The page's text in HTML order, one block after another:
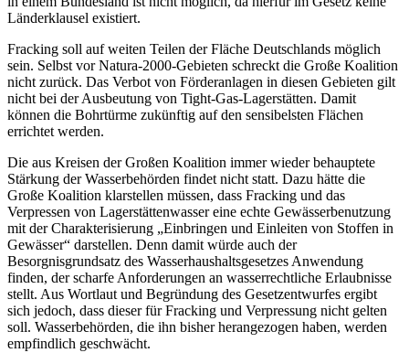
Länderklausel existiert.
Fracking soll auf weiten Teilen der Fläche Deutschlands möglich
sein. Selbst vor Natura-2000-Gebieten schreckt die Große Koalition
nicht zurück. Das Verbot von Förderanlagen in diesen Gebieten gilt
nicht bei der Ausbeutung von Tight-Gas-Lagerstätten. Damit
können die Bohrtürme zukünftig auf den sensibelsten Flächen
errichtet werden.
Die aus Kreisen der Großen Koalition immer wieder behauptete
Stärkung der Wasserbehörden findet nicht statt. Dazu hätte die
Große Koalition klarstellen müssen, dass Fracking und das
Verpressen von Lagerstättenwasser eine echte Gewässerbenutzung
mit der Charakterisierung „Einbringen und Einleiten von Stoffen in
Gewässer“ darstellen. Denn damit würde auch der
Besorgnisgrundsatz des Wasserhaushaltsgesetzes Anwendung
finden, der scharfe Anforderungen an wasserrechtliche Erlaubnisse
stellt. Aus Wortlaut und Begründung des Gesetzentwurfes ergibt
sich jedoch, dass dieser für Fracking und Verpressung nicht gelten
soll. Wasserbehörden, die ihn bisher herangezogen haben, werden
empfindlich geschwächt.